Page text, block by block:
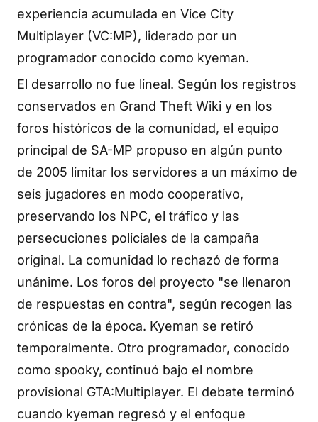
experiencia acumulada en Vice City
Multiplayer (VC:MP), liderado por un
programador conocido como kyeman.
El desarrollo no fue lineal. Según los registros
conservados en Grand Theft Wiki y en los
foros históricos de la comunidad, el equipo
principal de SA-MP propuso en algún punto
de 2005 limitar los servidores a un máximo de
seis jugadores en modo cooperativo,
preservando los NPC, el tráfico y las
persecuciones policiales de la campaña
original. La comunidad lo rechazó de forma
unánime. Los foros del proyecto "se llenaron
de respuestas en contra", según recogen las
crónicas de la época. Kyeman se retiró
temporalmente. Otro programador, conocido
como spooky, continuó bajo el nombre
provisional GTA:Multiplayer. El debate terminó
cuando kyeman regresó y el enfoque